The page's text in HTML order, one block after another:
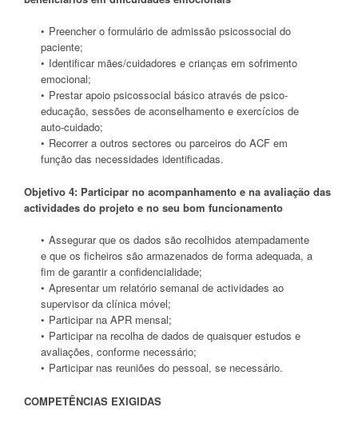
Preencher o formulário de admissão psicossocial do
paciente;
Identificar mães/cuidadores e crianças em sofrimento
emocional;
Prestar apoio psicossocial básico através de psico-
educação, sessões de aconselhamento e exercícios de
auto-cuidado;
Recorrer a outros sectores ou parceiros do ACF em
função das necessidades identificadas.
Objetivo 4: Participar no acompanhamento e na avaliação das
actividades do projeto e no seu bom funcionamento
Assegurar que os dados são recolhidos atempadamente
e que os ficheiros são armazenados de forma adequada, a
fim de garantir a confidencialidade;
Apresentar um relatório semanal de actividades ao
supervisor da clínica móvel;
Participar na APR mensal;
Participar na recolha de dados de quaisquer estudos e
avaliações, conforme necessário;
Participar nas reuniões do pessoal, se necessário.
COMPETÊNCIAS EXIGIDAS